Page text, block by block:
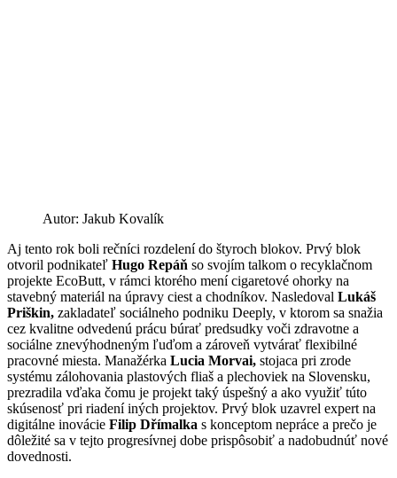
Autor: Jakub Kovalík
Aj tento rok boli rečníci rozdelení do štyroch blokov. Prvý blok
otvoril podnikateľ Hugo Repáň so svojím talkom o recyklačnom
projekte EcoButt, v rámci ktorého mení cigaretové ohorky na
stavebný materiál na úpravy ciest a chodníkov. Nasledoval Lukáš
Priškin, zakladateľ sociálneho podniku Deeply, v ktorom sa snažia
cez kvalitne odvedenú prácu búrať predsudky voči zdravotne a
sociálne znevýhodneným ľuďom a zároveň vytvárať flexibilné
pracovné miesta. Manažérka Lucia Morvai, stojaca pri zrode
systému zálohovania plastových fliaš a plechoviek na Slovensku,
prezradila vďaka čomu je projekt taký úspešný a ako využiť túto
skúsenosť pri riadení iných projektov. Prvý blok uzavrel expert na
digitálne inovácie Filip Dřímalka s konceptom nepráce a prečo je
dôležité sa v tejto progresívnej dobe prispôsobiť a nadobudnúť nové
dovednosti.